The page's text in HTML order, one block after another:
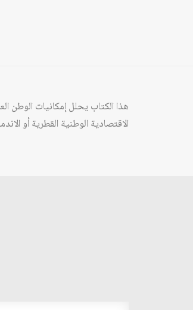
هذا الكتاب يحلل إمكانيات الوطن
الاقتصادية الوطنية القطرية أو